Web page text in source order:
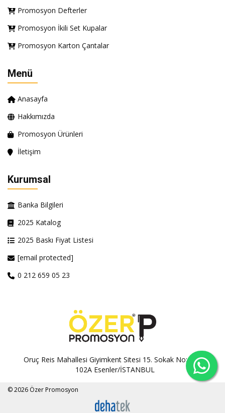
Promosyon Defterler
Promosyon İkili Set Kupalar
Promosyon Karton Çantalar
Menü
Anasayfa
Hakkımızda
Promosyon Ürünleri
İletişim
Kurumsal
Banka Bilgileri
2025 Katalog
2025 Baskı Fiyat Listesi
[email protected]
0 212 659 05 23
Oruç Reis Mahallesi Giyimkent Sitesi 15. Sokak No:100A-
102A Esenler/İSTANBUL
© 2026 Özer Promosyon